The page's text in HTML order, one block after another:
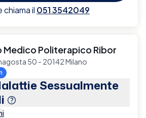
chiama il 051 3542049
Medico Politerapico Ribor
50 - 20142 Milano
Sessualmente